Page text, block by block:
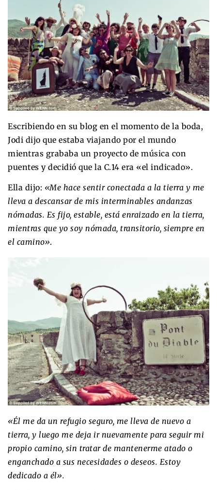
Escribiendo en su blog en el momento de la boda,
Jodi dijo que estaba viajando por el mundo
mientras grababa un proyecto de música con
puentes y decidió que la C.14 era «el indicado».
Ella dijo: «Me hace sentir conectada a la tierra y me
lleva a descansar de mis interminables andanzas
nómadas. Es fijo, estable, está enraizado en la tierra,
mientras que yo soy nómada, transitorio, siempre en
el camino».
«Él me da un refugio seguro, me lleva de nuevo a
tierra, y luego me deja ir nuevamente para seguir mi
propio camino, sin tratar de mantenerme atado o
enganchado a sus necesidades o deseos. Estoy
dedicado a él».